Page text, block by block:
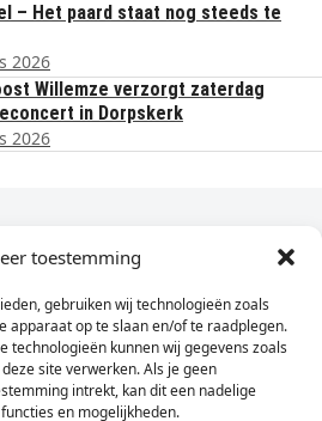
toestemming
gebruiken wij technologieën zoals
apparaat op te slaan en/of te raadplegen.
technologieën kunnen wij gegevens zoals
site verwerken. Als je geen
intrekt, kan dit een nadelige
en mogelijkheden.
– Het paard staat nog steeds te
2026
Willemze verzorgt zaterdag
in Dorpskerk
2026
nieuws in je e-mail?
Sign Up